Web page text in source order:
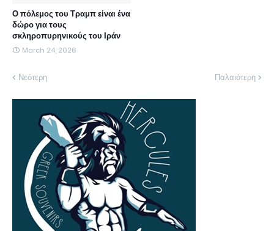
Ο πόλεμος του Τραμπ είναι ένα
δώρο για τους
σκληροπυρηνικούς του Ιράν
March 24, 2026
Νεότερη Παλαιότερη